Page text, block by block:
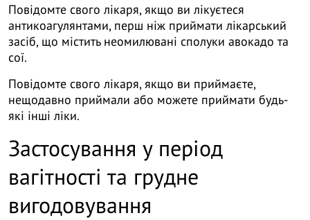
Повідомте свого лікаря, якщо ви лікуєтеся
антикоагулянтами, перш ніж приймати лікарський
засіб, що містить неомилювані сполуки авокадо та
сої.
Повідомте свого лікаря, якщо ви приймаєте,
нещодавно приймали або можете приймати будь-
які інші ліки.
Застосування у період
вагітності та грудне
вигодовування